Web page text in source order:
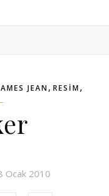
JEAN, RESIM,
Ocak 2010